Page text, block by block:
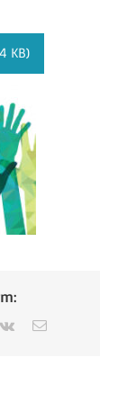
KB)
Vk
E-